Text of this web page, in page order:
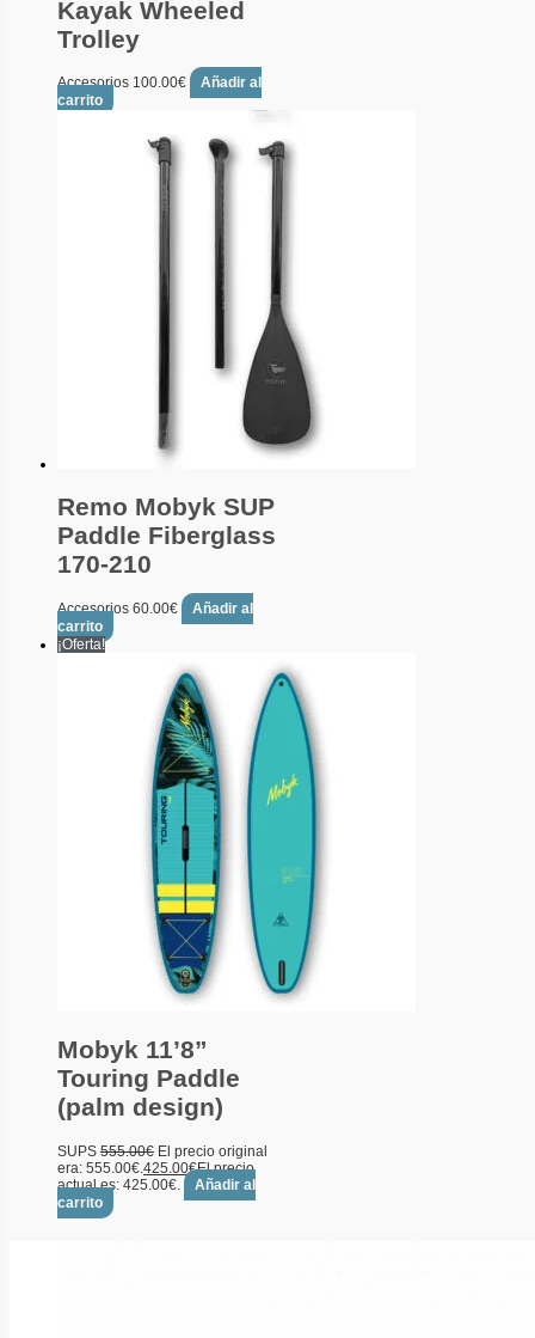
Kayak Wheeled
Trolley
Accesorios 100.00€
Añadir al
carrito
Remo Mobyk SUP
Paddle Fiberglass
170-210
Accesorios 60.00€
Añadir al
carrito
¡Oferta!
Mobyk 11’8”
Touring Paddle
(palm design)
SUPS 555.00€ El precio original
era: 555.00€. 425.00€El precio
actual es: 425.00€.
Añadir al
carrito